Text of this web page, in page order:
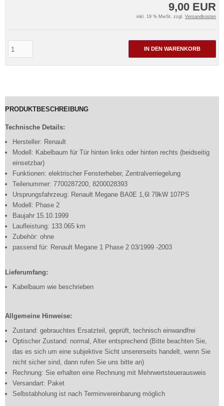
9,00 EUR
inkl. 19 % MwSt. zzgl. Versandkosten
IN DEN WARENKORB
PRODUKTBESCHREIBUNG
Technische Details:
Hersteller: Renault
Modell: Kabelbaum für Tür hinten links oder hinten rechts (beidseitig
einsetzbar)
Funktionen: elektrischer Fensterheber, Zentralverriegelung
Teilenummer: 7700287200, 8200028393
Ursprungsfahrzeug: Renault Megane BA0E 1,6l 79kW 107PS
Modell: Phase 2
Baujahr 15.10.1999
Laufleistung: 133.065 km
Zubehör: ohne
passend für: Renault Megane 1 Phase 2 03/1999 -2003
Lieferumfang:
Kabelbaum wie beschrieben
Allgemeine Hinweise:
Zustand: gebrauchtes Ersatzteil, geprüft, technisch einwandfrei
Optischer Zustand: normal, Alter entsprechend (Bitte beachten Sie,
das es sich um eine subjektive Sicht unsererseits handelt, wenn Sie
nicht sicher sind, dann rufen Sie uns bitte an)
Rechnung: Sie erhalten eine Rechnung mit Mehrwertsteuerausweis
Versandart: Paket
Selbstabholung ist nach Terminvereinbarung möglich